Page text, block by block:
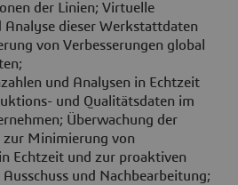
der Linien; Virtuelle
Analyse dieser Werkstattdaten
von Verbesserungen global
und Analysen in Echtzeit
und Qualitätsdaten im
Überwachung der
zur Minimierung von
Echtzeit und zur proaktiven
und Nachbearbeitung;